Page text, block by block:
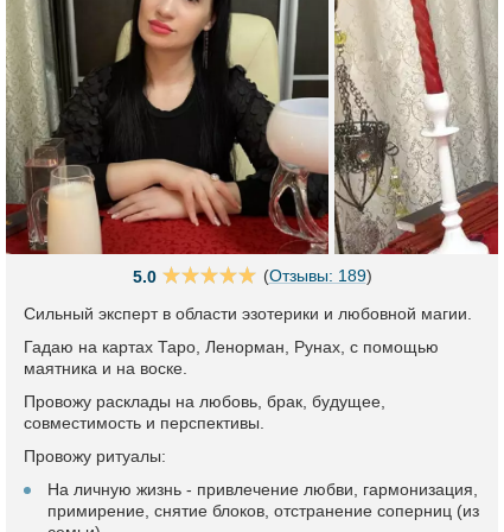
5.0 (Отзывы: 189)
Сильный эксперт в области эзотерики и любовной магии.
Гадаю на картах Таро, Ленорман, Рунах, с помощью
маятника и на воске.
Провожу расклады на любовь, брак, будущее,
совместимость и перспективы.
Провожу ритуалы:
На личную жизнь - привлечение любви, гармонизация,
примирение, снятие блоков, отстранение соперниц (из